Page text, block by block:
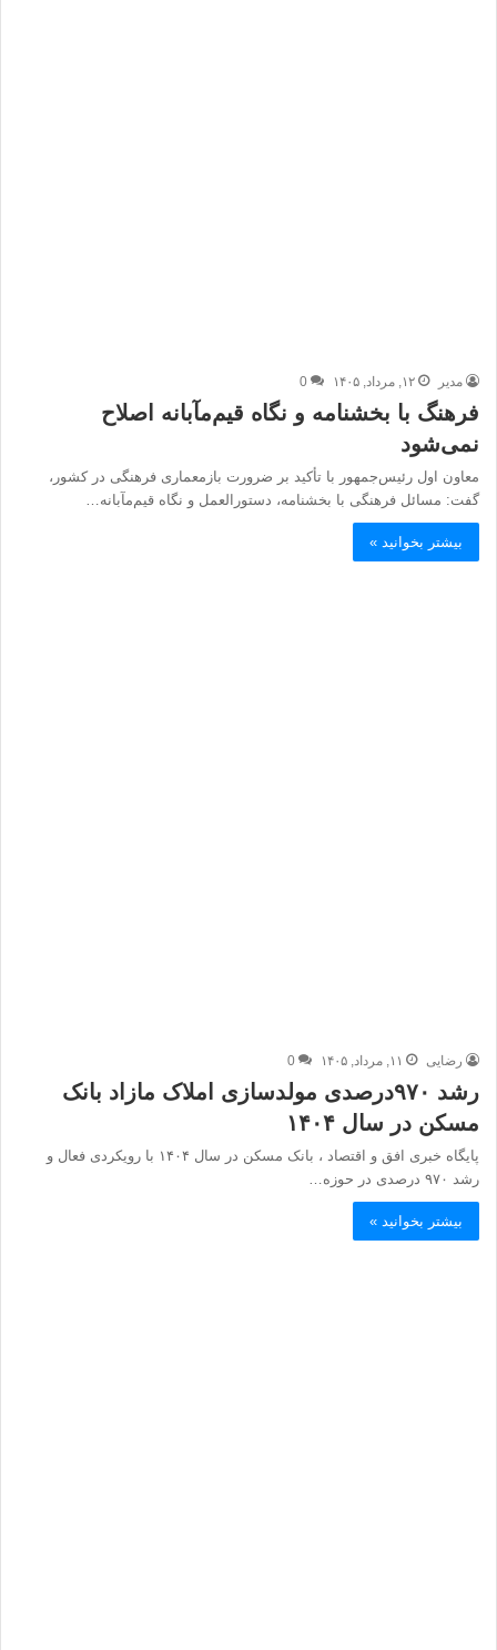
مدیر ۱۲, مرداد, ۱۴۰۵ 0
فرهنگ با بخشنامه و نگاه قیم‌مآبانه اصلاح
نمی‌شود
معاون اول رئیس‌جمهور با تأکید بر ضرورت بازمعماری فرهنگی در کشور،
گفت: مسائل فرهنگی با بخشنامه، دستورالعمل و نگاه قیم‌مآبانه…
بیشتر بخوانید »
رضایی ۱۱, مرداد, ۱۴۰۵ 0
رشد ۹۷۰درصدی مولدسازی املاک مازاد بانک
مسکن در سال ۱۴۰۴
پایگاه خبری افق و اقتصاد ، بانک مسکن در سال ۱۴۰۴ با رویکردی فعال و
رشد ۹۷۰ درصدی در حوزه…
بیشتر بخوانید »